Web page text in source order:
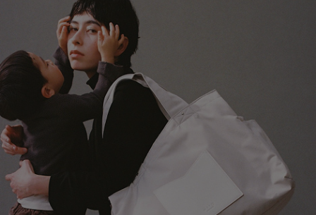
最旬！トレンドワード
【予約】新作ウェアをチェック
【Tシャツ】デイリーに活躍
【日傘】完全遮光・軽量傘
【サンダル】ビーサンの季節！
アイテム一覧
SALE
CATEGORY
アカウント連携
マイページ
SUPPORT
ご利用ガイド